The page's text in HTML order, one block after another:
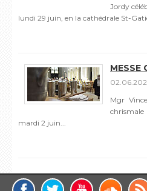
Jordy
lundi 29 juin, en la cathédrale St-
MESSE
Mgr
mardi 2 juin...